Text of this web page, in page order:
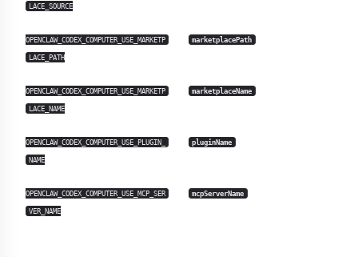
LACE_SOURCE
marketplacePath
OPENCLAW_CODEX_COMPUTER_USE_MARKETP
LACE_PATH
marketplaceName
OPENCLAW_CODEX_COMPUTER_USE_MARKETP
LACE_NAME
pluginName
OPENCLAW_CODEX_COMPUTER_USE_PLUGIN_
NAME
mcpServerName
OPENCLAW_CODEX_COMPUTER_USE_MCP_SER
VER_NAME